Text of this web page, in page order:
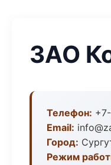
ЗАО
Телефон:
Email:
Город:
Режим